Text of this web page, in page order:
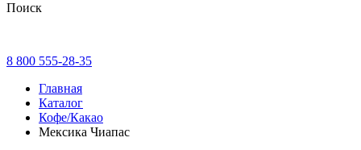
Поиск
8 800 555-28-35
Главная
Каталог
Кофе/Какао
Мексика Чиапас